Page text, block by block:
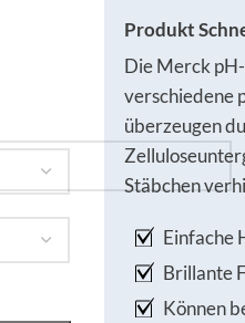
Produkt
Die Merck
verschiedene
überzeugen
Stäbchen
Einfache
Brillante
Können